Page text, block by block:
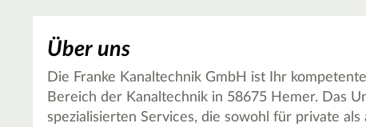
Über uns
Die Franke Kanaltechnik GmbH ist Ihr
Bereich der Kanaltechnik in 58675 Hemer. Das
spezialisierten Services, die sowohl für private